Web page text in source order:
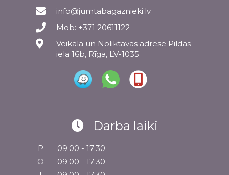
info@jumtabagaznieki.lv
Mob: +371 20611122
Veikala un Noliktavas adrese Pildas
iela 16b, Rīga, LV-1035
Darba laiki
P
09:00 - 17:30
O
09:00 - 17:30